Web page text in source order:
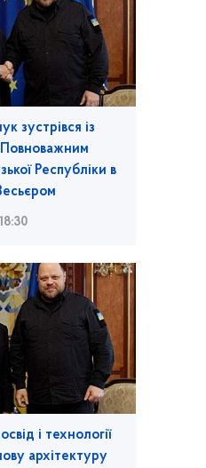
зустрівся із
Республіки в
і технології
архітектуру